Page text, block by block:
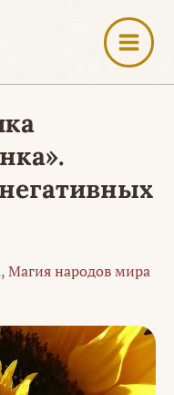
,Магия народов мира